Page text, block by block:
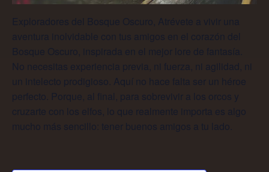
Exploradores del Bosque Oscuro, Atrévete a vivir una
aventura inolvidable con tus amigos en el corazón del
Bosque Oscuro, inspirada en el mejor lore de fantasía.
No necesitas experiencia previa, ni fuerza, ni agilidad, ni
un intelecto prodigioso. Aquí no hace falta ser un héroe
perfecto. Porque, al final, para sobrevivir a los orcos y
cruzarte con los elfos, lo que realmente importa es algo
mucho más sencillo: tener buenos amigos a tu lado.